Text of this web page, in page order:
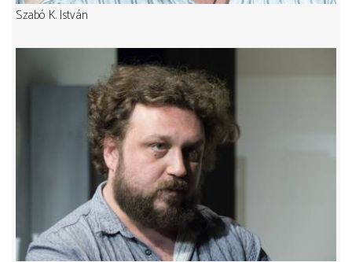
Szabó K. István